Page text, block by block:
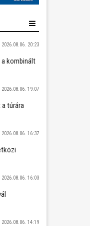
2026.08.06. 20:23
a kombinált
2026.08.06. 19:07
a túrára
2026.08.06. 16:37
2026.08.06. 16:03
2026.08.06. 14:19